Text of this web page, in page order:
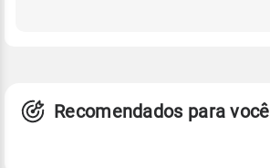
Recomendados para você